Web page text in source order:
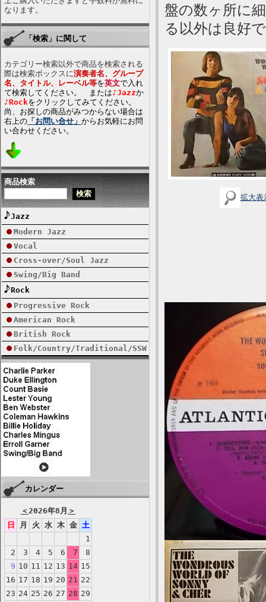
なります。
「検索」に関して
カテゴリー検索以外で商品を検索される
際は検索ボックスに演奏者名、グループ
名、タイトル、レーベル等を英文で入れ
て検索してください。 または♪Jazzか
♪Rockをクリックしてみてください。
尚、お探しの商品がみつからない場合は
右上の 「お問い合せ」 からお気軽にお問
い合わせください。
商品検索
Jazz
Modern Jazz
Vocal
Cross-over/Soul Jazz
Swing/Big Band
Rock
Progressive Rock
American Rock
British Rock
Folk/Country/Traditional/SSW
カレンダー
＜2026年8月 ＞
日
月 火 水 木 金 土
1
2
3 4 5 6 7
8
9 10 11 12 13 14 15
16 17 18 19 20 21 22
23 24 25 26 27 28 29
盤の数ヶ所に
る以外は良好
拡大表